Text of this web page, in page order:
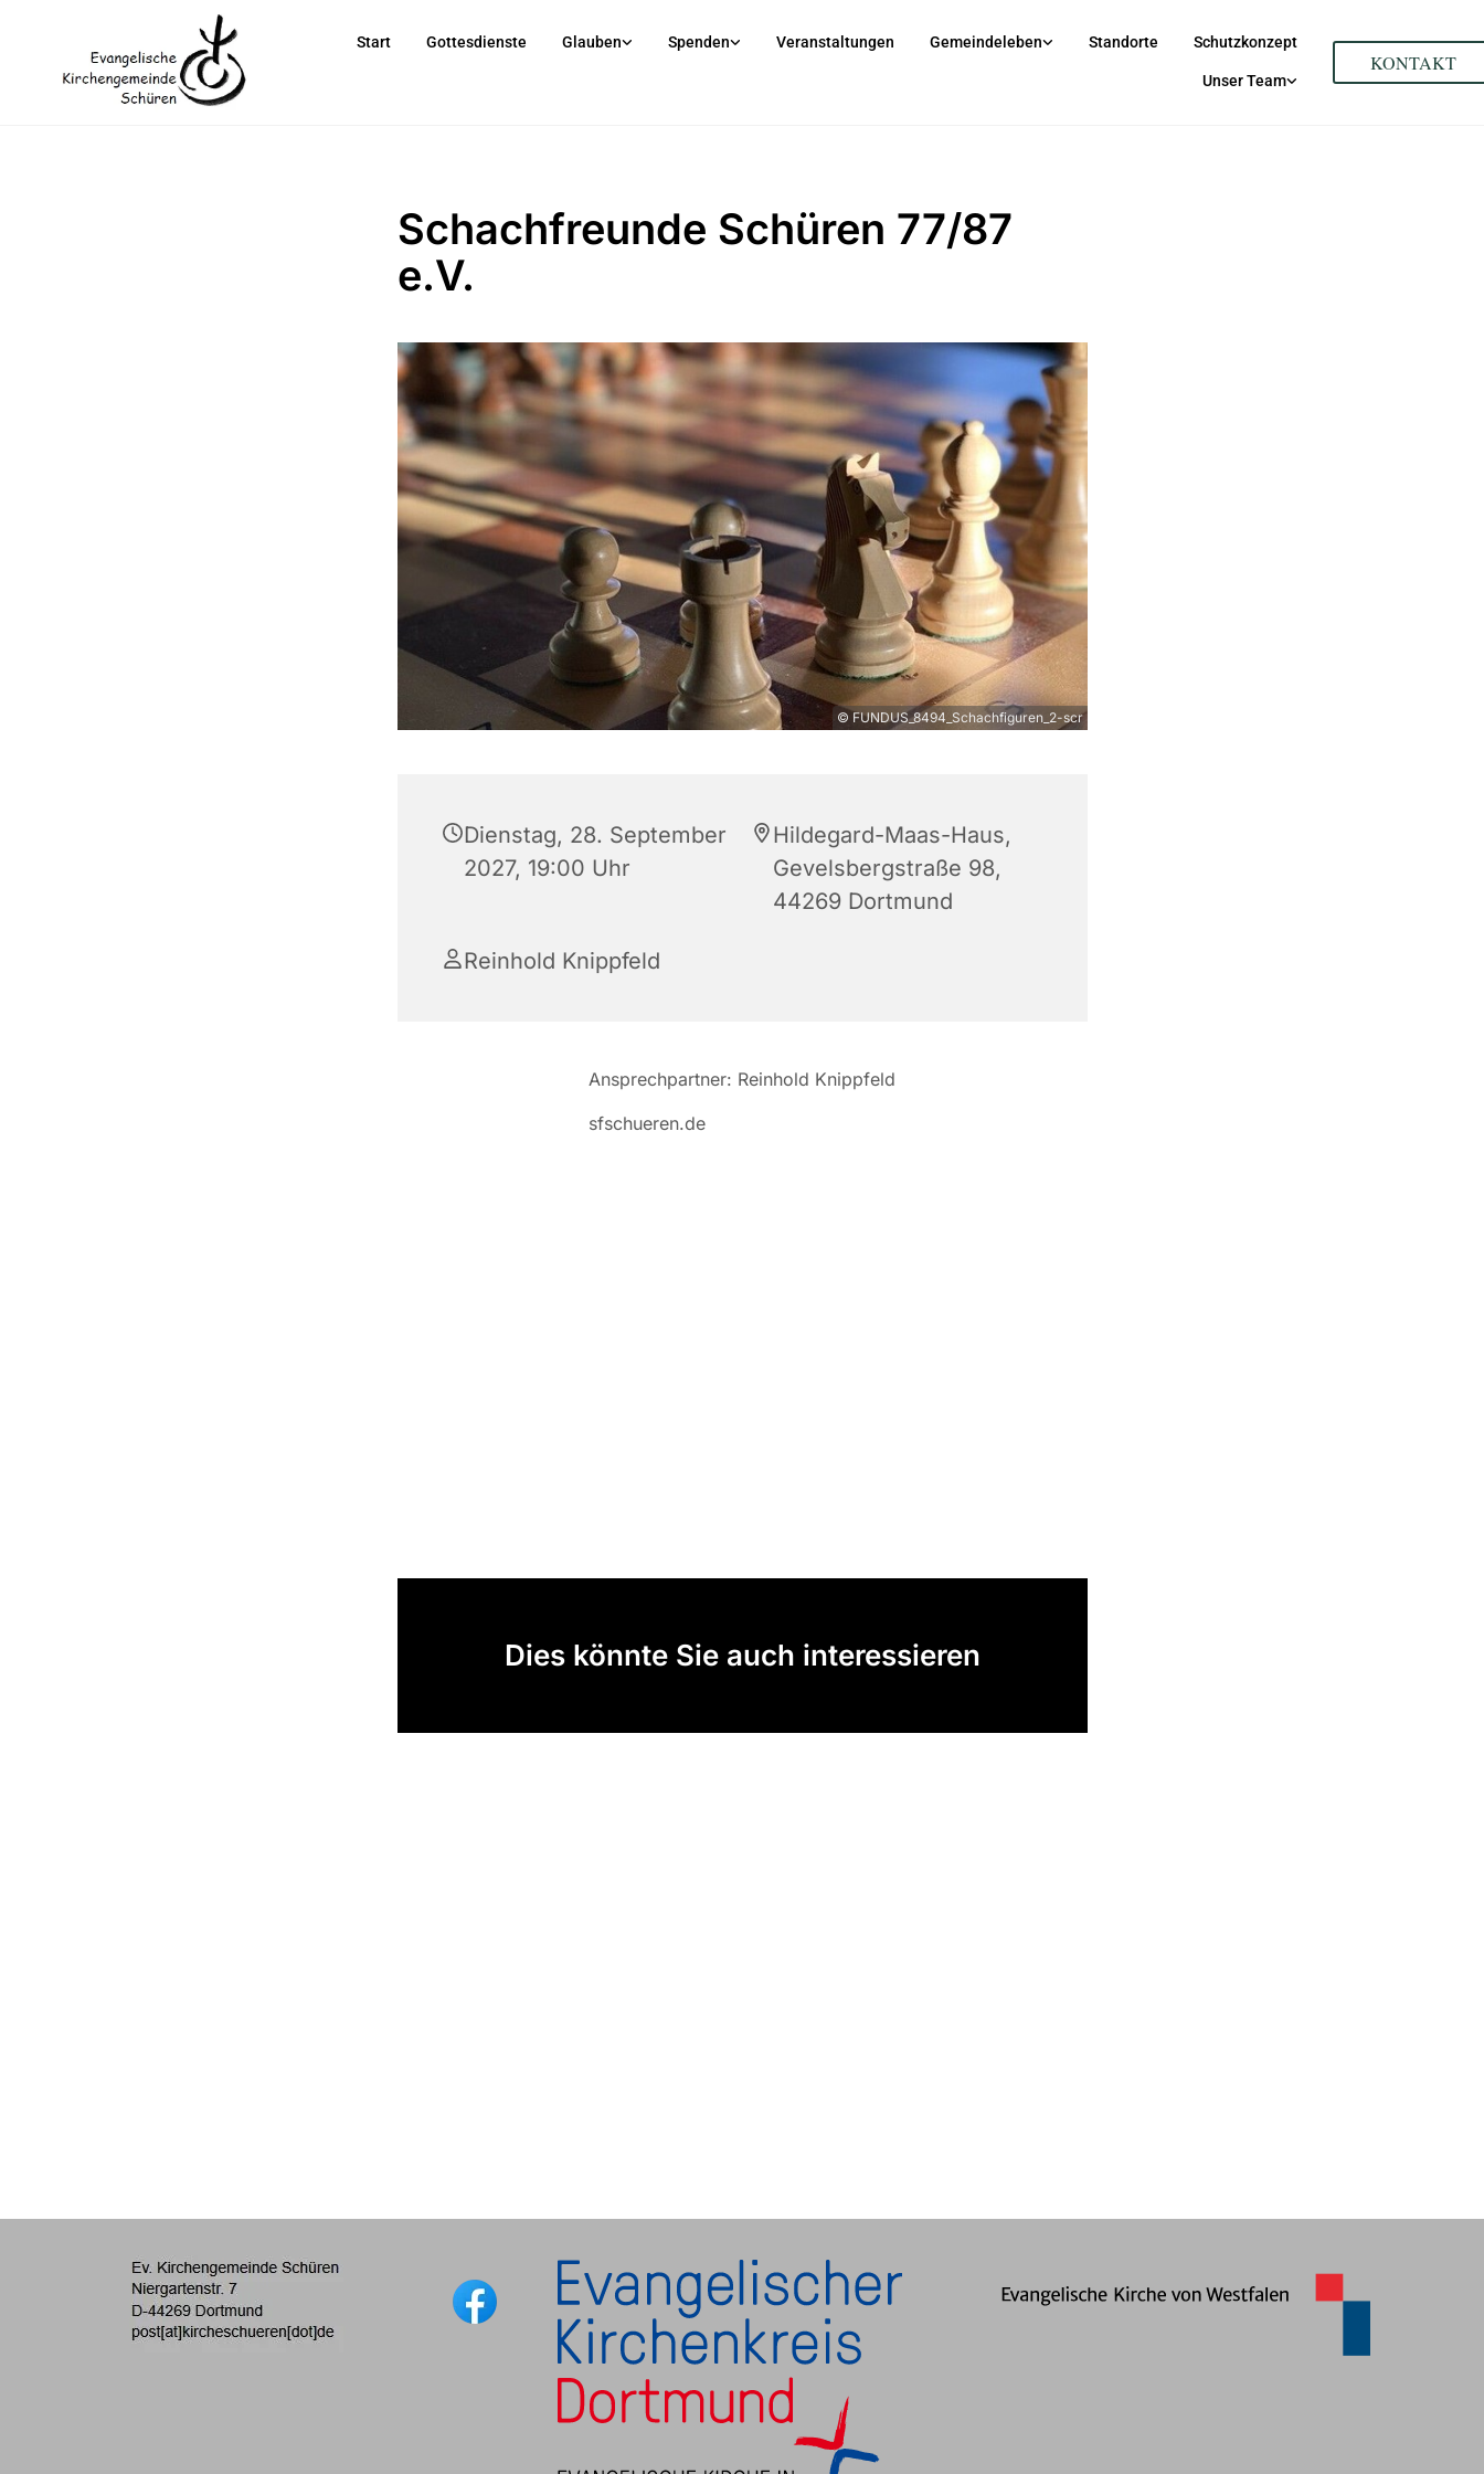
Start Gottesdienste Glauben Spenden Veranstaltungen Gemeindeleben Standorte Schutzkonzept
Unser Team
KONTAKT
Schachfreunde Schüren 77/87
e.V.
© FUNDUS_8494_Schachfiguren_2-scr
Dienstag, 28. September
2027, 19:00 Uhr
Hildegard-Maas-Haus,
Gevelsbergstraße 98,
44269 Dortmund
Reinhold Knippfeld
Ansprechpartner: Reinhold Knippfeld
sfschueren.de
Dies könnte Sie auch interessieren